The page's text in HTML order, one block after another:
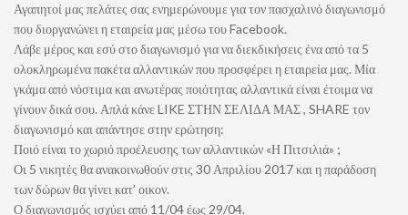
Αγαπητοί μας πελάτες σας ενημερώνουμε για τον πασχαλινό διαγωνισμό
που διοργανώνει η εταιρεία μας μέσω του Facebook.
Λάβε μέρος και εσύ στο διαγωνισμό για να διεκδικήσεις ένα από τα 5
ολοκληρωμένα πακέτα αλλαντικών που προσφέρει η εταιρεία μας. Μία
γκάμα από νόστιμα και ανωτέρας ποιότητας αλλαντικά είναι έτοιμα να
γίνουν δικά σου. Απλά κάνε LIKE ΣΤΗΝ ΣΕΛΙΔΑ ΜΑΣ , SHARE τον
διαγωνισμό και απάντησε στην ερώτηση:
Ποιό είναι το χωριό προέλευσης των αλλαντικών «Η Πιτσιλιά» ;
Οι 5 νικητές θα ανακοινωθούν στις 30 Απριλίου 2017 και η παράδοση
των δώρων θα γίνει κατ’ οικον.
Ο διαγωνισμός ισχύει από 11/04 έως 29/04.